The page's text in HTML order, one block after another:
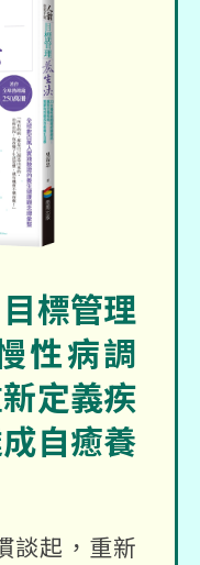
標管理
性病調
定義疾
自癒養
談起，重新